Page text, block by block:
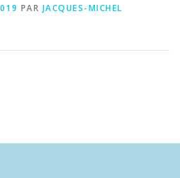
PAR JACQUES-MICHEL